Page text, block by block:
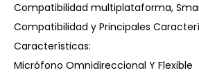
Compatibilidad multiplataforma,
Compatibilidad y Principales
Características:
Micrófono Omnidireccional Y Flexible